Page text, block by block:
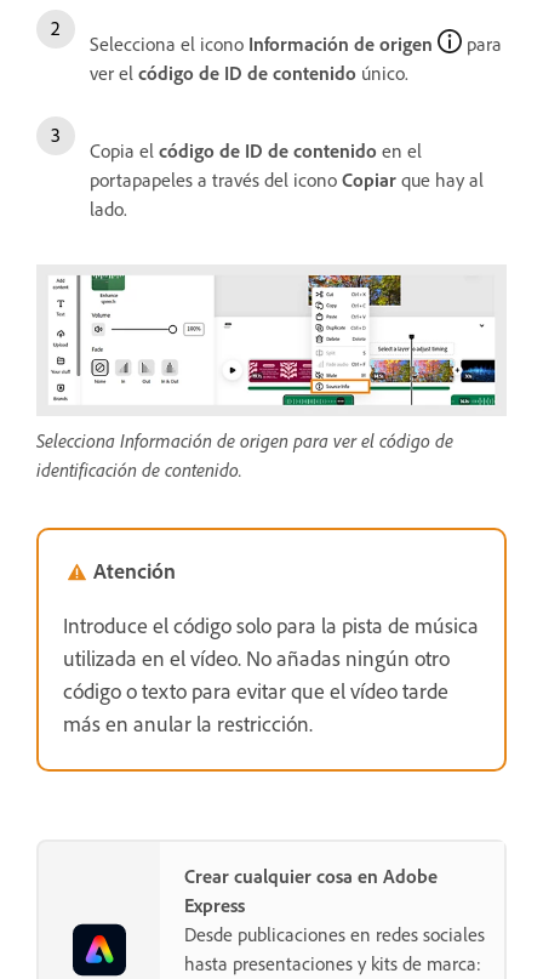
Selecciona el icono Información de origen
para
ver el código de ID de contenido único.
Copia el código de ID de contenido en el
portapapeles a través del icono Copiar que hay al
lado.
Selecciona Información de origen para ver el código de
identificación de contenido.
Atención
Introduce el código solo para la pista de música
utilizada en el vídeo. No añadas ningún otro
código o texto para evitar que el vídeo tarde
más en anular la restricción.
Crear cualquier cosa en Adobe
Express
Desde publicaciones en redes sociales
hasta presentaciones y kits de marca: